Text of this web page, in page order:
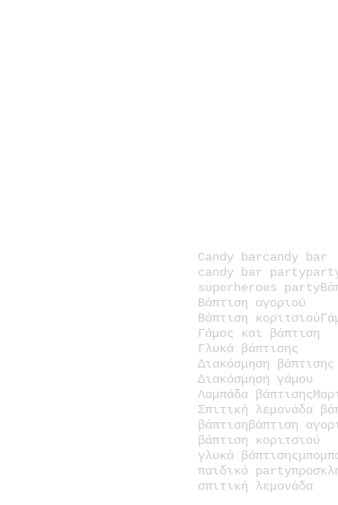
Candy barcandy bar
candy bar party
superheroes party
Βάπτιση αγοριού
Βάπτιση κοριτσιού
Γάμος και βάπτιση
Γλυκά βάπτισης
Διακόσμηση βάπτισης
Διακόσμηση γάμου
Λαμπάδα βάπτισης
Σπιτική λεμονάδα
βάπτισηβάπτιση
βάπτιση κοριτσιού
γλυκά βάπτισης
παιδικό party
σπιτική λεμονάδα